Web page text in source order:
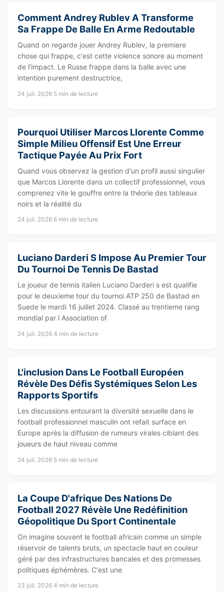
Comment Andrey Rublev A Transforme
Sa Frappe De Balle En Arme Redoutable
Quand on regarde jouer Andrey Rublev, la premiere
chose qui frappe, c'est cette violence sonore au moment
de l'impact. Le Russe frappe dans la balle avec une
intention purement destructrice,
24 juil. 2026 5 min de lecture
Pourquoi Utiliser Marcos Llorente Comme
Simple Milieu Offensif Est Une Erreur
Tactique Payée Au Prix Fort
Quand vous observez la gestion d'un profil aussi singulier
que Marcos Llorente dans un collectif professionnel, vous
comprenez vite le gouffre entre la théorie des tableaux
noirs et la réalité du
24 juil. 2026 6 min de lecture
Luciano Darderi S Impose Au Premier Tour
Du Tournoi De Tennis De Bastad
Le joueur de tennis italien Luciano Darderi s est qualifie
pour le deuxieme tour du tournoi ATP 250 de Bastad en
Suede le mardi 16 juillet 2024. Classé au trentieme rang
mondial par l Association of
24 juil. 2026 4 min de lecture
L'inclusion Dans Le Football Européen
Révèle Des Défis Systémiques Selon Les
Rapports Sportifs
Les discussions entourant la diversité sexuelle dans le
football professionnel masculin ont refait surface en
Europe après la diffusion de rumeurs virales ciblant des
joueurs de haut niveau comme
24 juil. 2026 5 min de lecture
La Coupe D'afrique Des Nations De
Football 2027 Révèle Une Redéfinition
Géopolitique Du Sport Continentale
On imagine souvent le football africain comme un simple
réservoir de talents bruts, un spectacle haut en couleur
géré par des infrastructures bancales et des promesses
politiques éphémères. C'est une
23 juil. 2026 4 min de lecture